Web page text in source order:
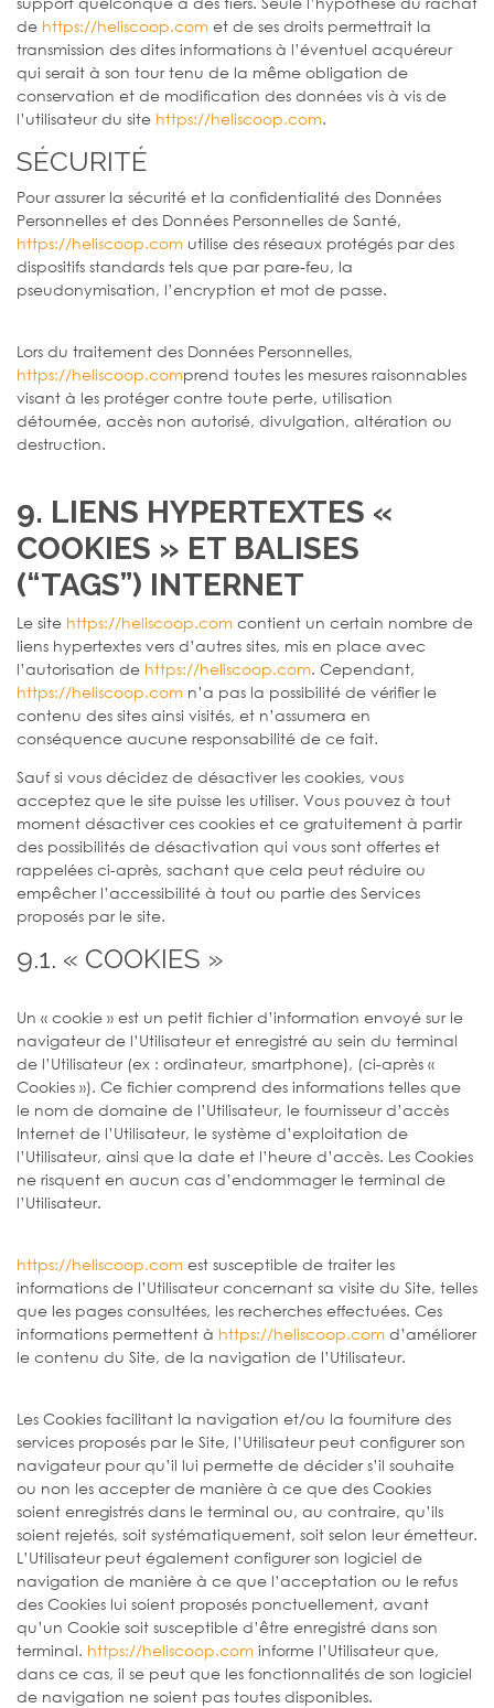
de https://heliscoop.com et de ses droits permettrait la
transmission des dites informations à l’éventuel acquéreur
qui serait à son tour tenu de la même obligation de
conservation et de modification des données vis à vis de
l’utilisateur du site https://heliscoop.com.
SÉCURITÉ
Pour assurer la sécurité et la confidentialité des Données
Personnelles et des Données Personnelles de Santé,
https://heliscoop.com utilise des réseaux protégés par des
dispositifs standards tels que par pare-feu, la
pseudonymisation, l’encryption et mot de passe.
Lors du traitement des Données Personnelles,
https://heliscoop.comprend toutes les mesures raisonnables
visant à les protéger contre toute perte, utilisation
détournée, accès non autorisé, divulgation, altération ou
destruction.
9. LIENS HYPERTEXTES «
COOKIES » ET BALISES
(“TAGS”) INTERNET
Le site https://heliscoop.com contient un certain nombre de
liens hypertextes vers d’autres sites, mis en place avec
l’autorisation de https://heliscoop.com. Cependant,
https://heliscoop.com n’a pas la possibilité de vérifier le
contenu des sites ainsi visités, et n’assumera en
conséquence aucune responsabilité de ce fait.
Sauf si vous décidez de désactiver les cookies, vous
acceptez que le site puisse les utiliser. Vous pouvez à tout
moment désactiver ces cookies et ce gratuitement à partir
des possibilités de désactivation qui vous sont offertes et
rappelées ci-après, sachant que cela peut réduire ou
empêcher l’accessibilité à tout ou partie des Services
proposés par le site.
9.1. « COOKIES »
Un « cookie » est un petit fichier d’information envoyé sur le
navigateur de l’Utilisateur et enregistré au sein du terminal
de l’Utilisateur (ex : ordinateur, smartphone), (ci-après «
Cookies »). Ce fichier comprend des informations telles que
le nom de domaine de l’Utilisateur, le fournisseur d’accès
Internet de l’Utilisateur, le système d’exploitation de
l’Utilisateur, ainsi que la date et l’heure d’accès. Les Cookies
ne risquent en aucun cas d’endommager le terminal de
l’Utilisateur.
https://heliscoop.com est susceptible de traiter les
informations de l’Utilisateur concernant sa visite du Site, telles
que les pages consultées, les recherches effectuées. Ces
informations permettent à https://heliscoop.com d’améliorer
le contenu du Site, de la navigation de l’Utilisateur.
Les Cookies facilitant la navigation et/ou la fourniture des
services proposés par le Site, l’Utilisateur peut configurer son
navigateur pour qu’il lui permette de décider s’il souhaite
ou non les accepter de manière à ce que des Cookies
soient enregistrés dans le terminal ou, au contraire, qu’ils
soient rejetés, soit systématiquement, soit selon leur émetteur.
L’Utilisateur peut également configurer son logiciel de
navigation de manière à ce que l’acceptation ou le refus
des Cookies lui soient proposés ponctuellement, avant
qu’un Cookie soit susceptible d’être enregistré dans son
terminal. https://heliscoop.com informe l’Utilisateur que,
dans ce cas, il se peut que les fonctionnalités de son logiciel
de navigation ne soient pas toutes disponibles.